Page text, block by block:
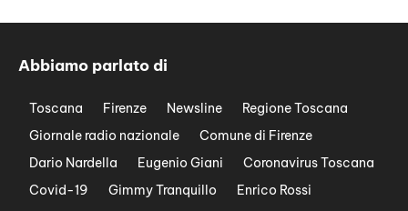
Abbiamo parlato di
Toscana Firenze Newsline
Regione Toscana
Giornale radio nazionale
Comune di Firenze
Dario Nardella
Eugenio Giani
Coronavirus Toscana
Covid-19
Gimmy Tranquillo
Enrico Rossi